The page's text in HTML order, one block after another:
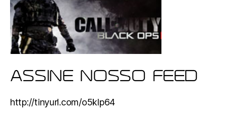
ASSINE NOSSO FEED
http://tinyurl.com/o5klp64